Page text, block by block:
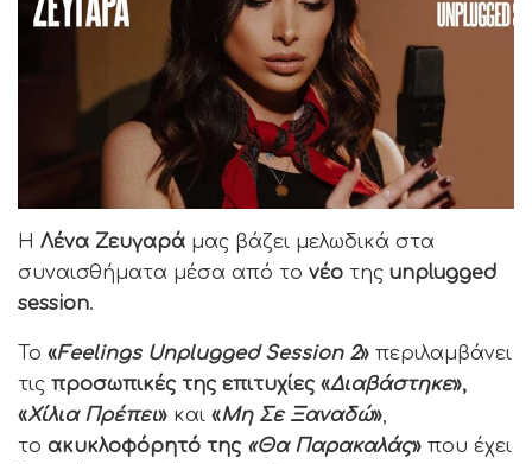
Η Λένα Ζευγαρά μας βάζει μελωδικά στα
συναισθήματα μέσα από το νέο της unplugged
session.
Το «Feelings Unplugged Session 2» περιλαμβάνει
τις προσωπικές της επιτυχίες «Διαβάστηκε»,
«Χίλια Πρέπει» και «Μη Σε Ξαναδώ»,
το ακυκλοφόρητό της «Θα Παρακαλάς» που έχει